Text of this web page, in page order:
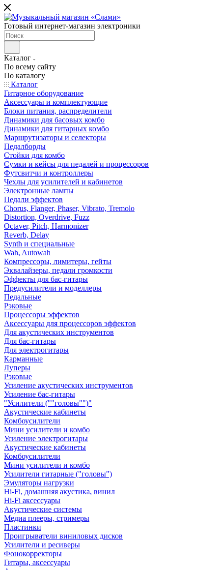
Готовый интернет-магазин электроники
Каталог
По всему сайту
По каталогу
Каталог
Гитарное оборудование
Аксессуары и комплектующие
Блоки питания, распределители
Динамики для басовых комбо
Динамики для гитарных комбо
Маршрутизаторы и селекторы
Педалборды
Стойки для комбо
Сумки и кейсы для педалей и процессоров
Футсвитчи и контроллеры
Чехлы для усилителей и кабинетов
Электронные лампы
Педали эффектов
Chorus, Flanger, Phaser, Vibrato, Tremolo
Distortion, Overdrive, Fuzz
Octaver, Pitch, Harmonizer
Reverb, Delay
Synth и специальные
Wah, Autowah
Компрессоры, лимитеры, гейты
Эквалайзеры, педали громкости
Эффекты для бас-гитары
Предусилители и моделлеры
Педальные
Рэковые
Процессоры эффектов
Аксессуары для процессоров эффектов
Для акустических инструментов
Для бас-гитары
Для электрогитары
Карманные
Луперы
Рэковые
Усиление акустических инструментов
Усиление бас-гитары
"Усилители (""головы"")"
Акустические кабинеты
Комбоусилители
Мини усилители и комбо
Усиление электрогитары
Акустические кабинеты
Комбоусилители
Мини усилители и комбо
Усилители гитарные ("головы")
Эмуляторы нагрузки
Hi-Fi, домашняя акустика, винил
Hi-Fi аксессуары
Акустические системы
Медиа плееры, стримеры
Пластинки
Проигрыватели виниловых дисков
Усилители и ресиверы
Фонокорректоры
Гитары, аксессуары